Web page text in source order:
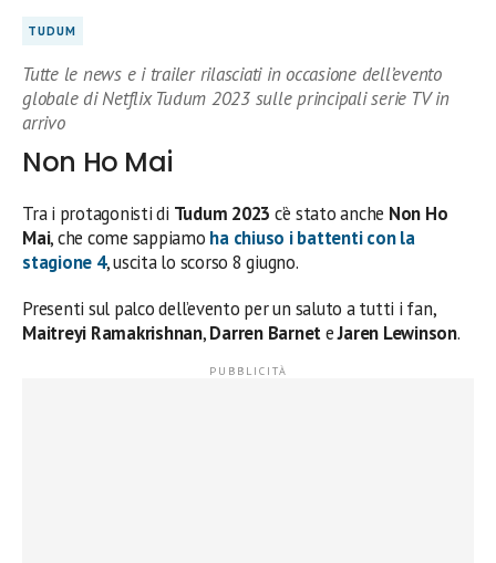
TUDUM
Tutte le news e i trailer rilasciati in occasione dell’evento
globale di Netflix Tudum 2023 sulle principali serie TV in
arrivo
Non Ho Mai
Tra i protagonisti di Tudum 2023 c’è stato anche Non Ho
Mai, che come sappiamo ha chiuso i battenti con la
stagione 4, uscita lo scorso 8 giugno.
Presenti sul palco dell’evento per un saluto a tutti i fan,
Maitreyi Ramakrishnan,Darren BarneteJaren Lewinson.